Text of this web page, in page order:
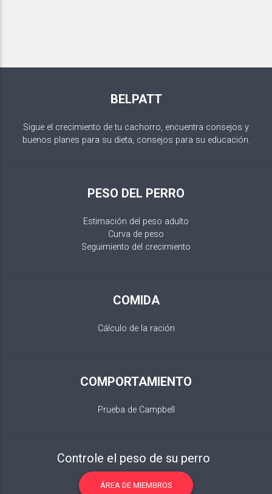
BELPATT
Sigue el crecimiento de tu cachorro, encuentra consejos y
buenos planes para su dieta, consejos para su educación.
PESO DEL PERRO
Estimación del peso adulto
Curva de peso
Seguimiento del crecimiento
COMIDA
Cálculo de la ración
COMPORTAMIENTO
Prueba de Campbell
Controle el peso de su perro
ÁREA DE MIEMBROS